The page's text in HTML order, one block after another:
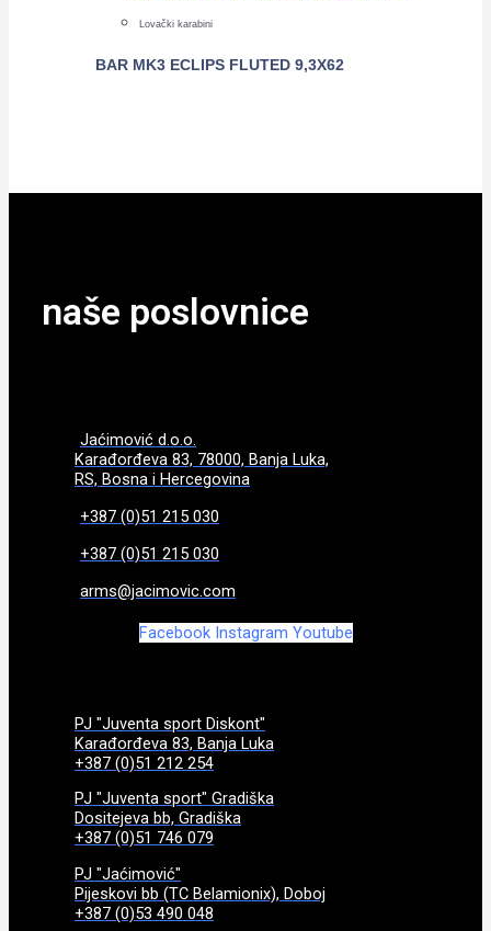
Lovački karabini
BAR MK3 ECLIPS FLUTED 9,3X62
naše poslovnice
Jaćimović d.o.o.
Karađorđeva 83, 78000, Banja Luka,
RS, Bosna i Hercegovina
+387 (0)51 215 030
+387 (0)51 215 030
arms@jacimovic.com
Facebook Instagram Youtube
PJ "Juventa sport Diskont"
Karađorđeva 83, Banja Luka
+387 (0)51 212 254
PJ "Juventa sport" Gradiška
Dositejeva bb, Gradiška
+387 (0)51 746 079
PJ "Jaćimović"
Pijeskovi bb (TC Belamionix), Doboj
+387 (0)53 490 048